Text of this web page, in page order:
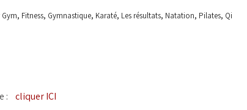
, Fitness, Gymnastique, Karaté, Les résultats, Natation, Pilates, Qi
: cliquer ICI